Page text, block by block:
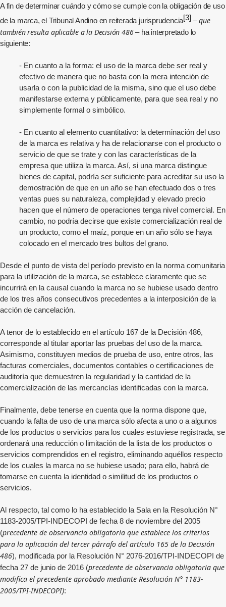
A fin de determinar cuándo y cómo se cumple con la obligación de uso
de la marca, el Tribunal Andino en reiterada jurisprudencia[3] –que
también resulta aplicable a la Decisión 486– ha interpretado lo
siguiente:
- En cuanto a la forma: el uso de la marca debe ser real y
efectivo de manera que no basta con la mera intención de
usarla o con la publicidad de la misma, sino que el uso debe
manifestarse externa y públicamente, para que sea real y no
simplemente formal o simbólico.
- En cuanto al elemento cuantitativo: la determinación del uso
de la marca es relativa y ha de relacionarse con el producto o
servicio de que se trate y con las características de la
empresa que utiliza la marca. Así, si una marca distingue
bienes de capital, podría ser suficiente para acreditar su uso la
demostración de que en un año se han efectuado dos o tres
ventas pues su naturaleza, complejidad y elevado precio
hacen que el número de operaciones tenga nivel comercial. En
cambio, no podría decirse que existe comercialización real de
un producto, como el maíz, porque en un año sólo se haya
colocado en el mercado tres bultos del grano.
Desde el punto de vista del período previsto en la norma comunitaria
para la utilización de la marca, se establece claramente que se
incurrirá en la causal cuando la marca no se hubiese usado dentro
de los tres años consecutivos precedentes a la interposición de la
acción de cancelación.
A tenor de lo establecido en el artículo 167 de la Decisión 486,
corresponde al titular aportar las pruebas del uso de la marca.
Asimismo, constituyen medios de prueba de uso, entre otros, las
facturas comerciales, documentos contables o certificaciones de
auditoría que demuestren la regularidad y la cantidad de la
comercialización de las mercancías identificadas con la marca.
Finalmente, debe tenerse en cuenta que la norma dispone que,
cuando la falta de uso de una marca sólo afecta a uno o a algunos
de los productos o servicios para los cuales estuviese registrada, se
ordenará una reducción o limitación de la lista de los productos o
servicios comprendidos en el registro, eliminando aquéllos respecto
de los cuales la marca no se hubiese usado; para ello, habrá de
tomarse en cuenta la identidad o similitud de los productos o
servicios.
Al respecto, tal como lo ha establecido la Sala en la Resolución N°
1183-2005/TPI-INDECOPI de fecha 8 de noviembre del 2005
(precedente de observancia obligatoria que establece los criterios
para la aplicación del tercer párrafo del artículo 165 de la Decisión
486), modificada por la Resolución N° 2076-2016/TPI-INDECOPI de
fecha 27 de junio de 2016 (precedente de observancia obligatoria que
modifica el precedente aprobado mediante Resolución N° 1183-
2005/TPI-INDECOPI):